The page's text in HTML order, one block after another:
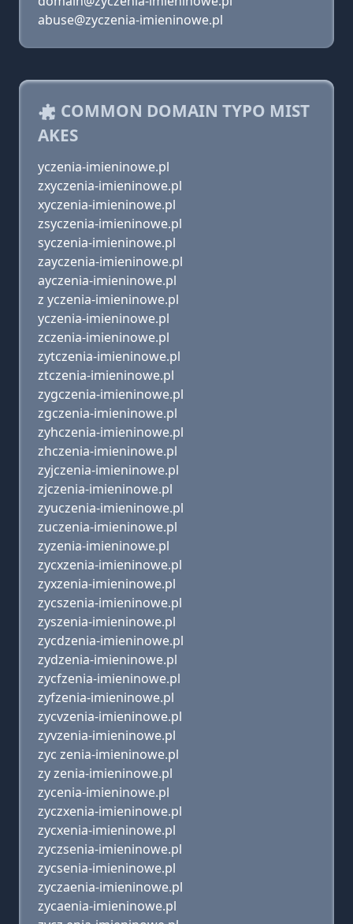
abuse@zyczenia-imieninowe.pl
COMMON DOMAIN TYPO MIST
AKES
yczenia-imieninowe.pl
zxyczenia-imieninowe.pl
xyczenia-imieninowe.pl
zsyczenia-imieninowe.pl
syczenia-imieninowe.pl
zayczenia-imieninowe.pl
ayczenia-imieninowe.pl
z yczenia-imieninowe.pl
yczenia-imieninowe.pl
zczenia-imieninowe.pl
zytczenia-imieninowe.pl
ztczenia-imieninowe.pl
zygczenia-imieninowe.pl
zgczenia-imieninowe.pl
zyhczenia-imieninowe.pl
zhczenia-imieninowe.pl
zyjczenia-imieninowe.pl
zjczenia-imieninowe.pl
zyuczenia-imieninowe.pl
zuczenia-imieninowe.pl
zyzenia-imieninowe.pl
zycxzenia-imieninowe.pl
zyxzenia-imieninowe.pl
zycszenia-imieninowe.pl
zyszenia-imieninowe.pl
zycdzenia-imieninowe.pl
zydzenia-imieninowe.pl
zycfzenia-imieninowe.pl
zyfzenia-imieninowe.pl
zycvzenia-imieninowe.pl
zyvzenia-imieninowe.pl
zyc zenia-imieninowe.pl
zy zenia-imieninowe.pl
zycenia-imieninowe.pl
zyczxenia-imieninowe.pl
zycxenia-imieninowe.pl
zyczsenia-imieninowe.pl
zycsenia-imieninowe.pl
zyczaenia-imieninowe.pl
zycaenia-imieninowe.pl